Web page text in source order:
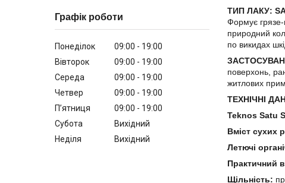
ТИП ЛАКУ:
Формує грязе-
природний
по викидах
поверхонь,
житлових
ТЕХНІЧНІ
Teknos Satu
Вміст сухих
Летючі
Практичний
Щільність:
Графік роботи
Понеділок 09:00
19:00
Вівторок
09:00
19:00
Середа
09:00
19:00
Четвер
09:00
19:00
Пʼятниця
09:00
19:00
Субота
Вихідний
Неділя
Вихідний